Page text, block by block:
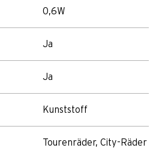
0,6W
Ja
Ja
Kunststoff
Tourenräder, City-Räder